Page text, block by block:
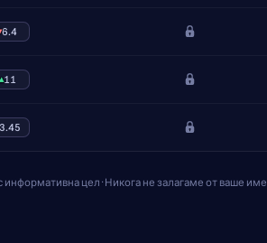
6.4
▴11
информативна цел · Никога не залагаме от ваше име